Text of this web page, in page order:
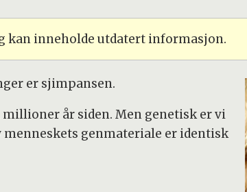
kan inneholde utdatert informasjon.
er sjimpansen.
år siden. Men genetisk er vi
genmateriale er identisk